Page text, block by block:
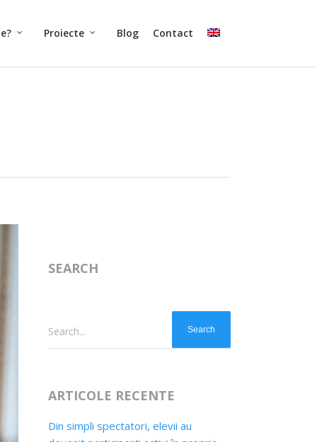
Proiecte Blog Contact
SEARCH
Search...
ARTICOLE RECENTE
Din simpli spectatori, elevii au